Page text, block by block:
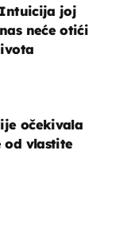
joj
neće otići
očekivala
od vlastite